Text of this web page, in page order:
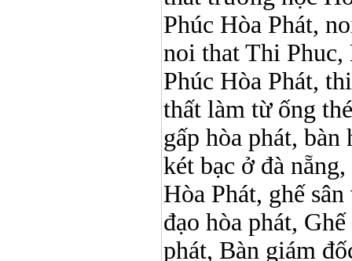
Phúc Hòa Phát,
noi that Thi
Phúc Hòa Phát,
thất làm từ ống
gấp hòa phát, bàn
két bạc ở đà
Hòa Phát, ghế
đạo hòa phát,
phát, Bàn giám